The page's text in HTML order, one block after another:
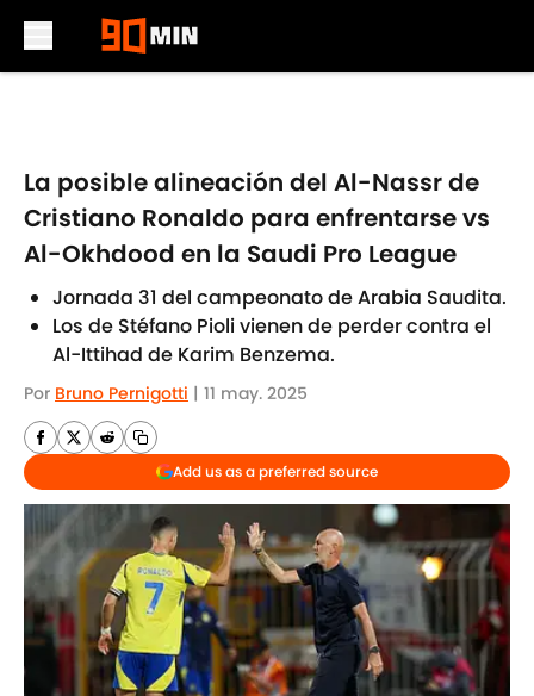
La posible alineación del Al-Nassr de
Cristiano Ronaldo para enfrentarse vs
Al-Okhdood en la Saudi Pro League
Jornada 31 del campeonato de Arabia Saudita.
Los de Stéfano Pioli vienen de perder contra el
Al-Ittihad de Karim Benzema.
Por Bruno Pernigotti | 11 may. 2025
Add us as a preferred source